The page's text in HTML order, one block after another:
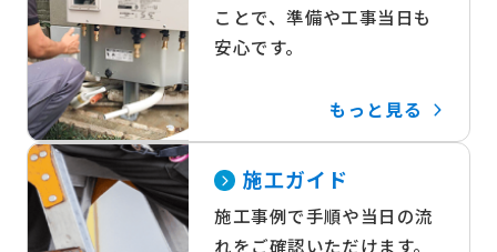
ことで、準備や工事当日も
安心です。
もっと見る
施工ガイド
施工事例で手順や当日の流
れをご確認いただけます。